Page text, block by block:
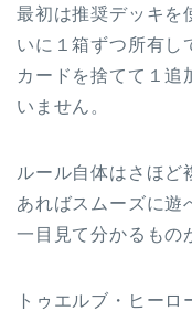
最初は推奨デッキを
いに１箱ずつ所有し
カードを捨てて１追
いません。
ルール自体はさほど
あればスムーズに遊
一目見て分かるもの
トゥエルブ・ヒー